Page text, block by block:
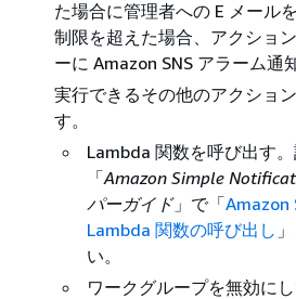
た場合に管理者への E メール
制限を超えた場合、アクショ
ーに Amazon SNS アラーム通
実行できるその他のアクショ
す。
Lambda 関数を呼び出す。
「Amazon Simple
パーガイド」で「Amazon
Lambda 関数の呼び出し
い。
ワークグループを無効に